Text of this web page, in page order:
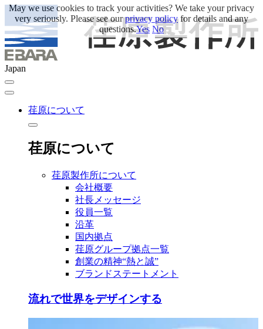
Japan
荏原について
荏原について
荏原製作所について
会社概要
社長メッセージ
役員一覧
沿革
国内拠点
荏原グループ拠点一覧
創業の精神“熱と誠”
ブランドステートメント
流れで世界をデザインする
May we use cookies to track your activities? We take your privacy
very seriously. Please see ourprivacy policyfor details and any
questions.Yes No